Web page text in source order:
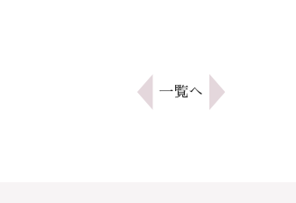
一覧へ